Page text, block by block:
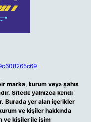
marka, kurum veya şahıs
Sitede yalnızca kendi
Burada yer alan içerikler
ve kişiler hakkında
ve kişiler ile isim